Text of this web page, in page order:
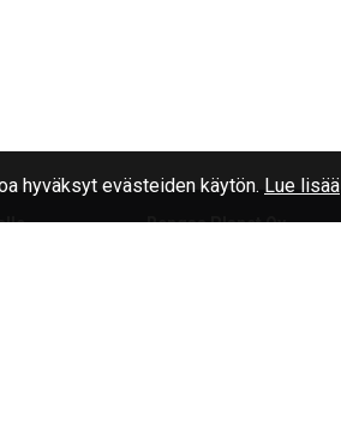
hyväksyt evästeiden käytön. Lue lisää
Rengas Planet Oy